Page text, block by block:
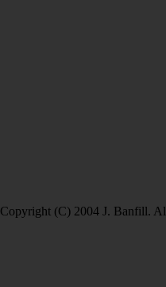
Copyright (C) 2004 J. Banfill.